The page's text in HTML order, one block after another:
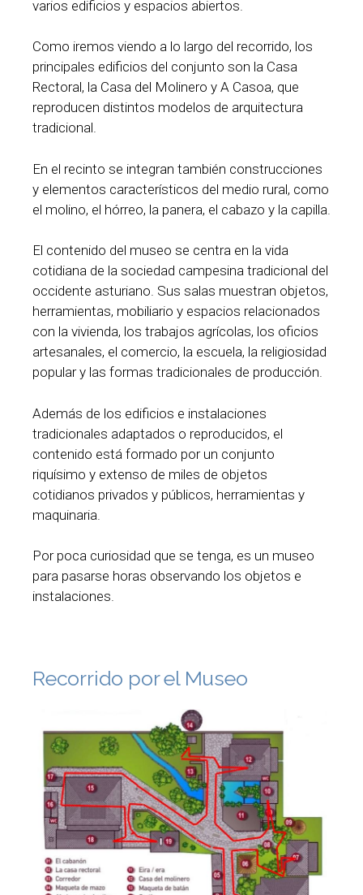
varios edificios y espacios abiertos.
Como iremos viendo a lo largo del recorrido, los
principales edificios del conjunto son la Casa
Rectoral, la Casa del Molinero y A Casoa, que
reproducen distintos modelos de arquitectura
tradicional.
En el recinto se integran también construcciones
y elementos característicos del medio rural, como
el molino, el hórreo, la panera, el cabazo y la capilla.
El contenido del museo se centra en la vida
cotidiana de la sociedad campesina tradicional del
occidente asturiano. Sus salas muestran objetos,
herramientas, mobiliario y espacios relacionados
con la vivienda, los trabajos agrícolas, los oficios
artesanales, el comercio, la escuela, la religiosidad
popular y las formas tradicionales de producción.
Además de los edificios e instalaciones
tradicionales adaptados o reproducidos, el
contenido está formado por un conjunto
riquísimo y extenso de miles de objetos
cotidianos privados y públicos, herramientas y
maquinaria.
Por poca curiosidad que se tenga, es un museo
para pasarse horas observando los objetos e
instalaciones.
Recorrido por el Museo